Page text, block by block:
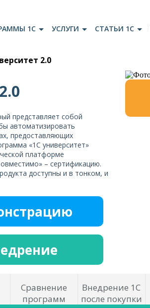
1С УСЛУГИ СТАТЬИ 1С
2.0
представляет собой
автоматизировать
предоставляющих
«1С университет»
платформе
– сертификацию.
доступны и в тонком, и
Сравнение
программ
Внедрение 1С
после покупки